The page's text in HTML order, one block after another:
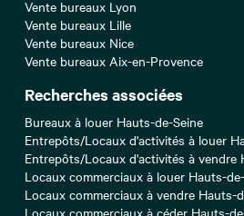
Vente bureaux Lyon
Vente bureaux Lille
Vente bureaux Nice
Vente bureaux Aix-en-Provence
Recherches associées
Bureaux à louer Hauts-de-Seine
Entrepôts/Locaux d'activités à louer
Entrepôts/Locaux d'activités à vendre
Locaux commerciaux à louer Hauts-
Locaux commerciaux à vendre Hauts-